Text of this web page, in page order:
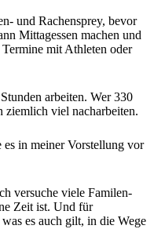
und Rachensprey, bevor
Mittagessen machen und
mit Athleten oder
arbeiten. Wer 330
ziemlich viel nacharbeiten.
in meiner Vorstellung vor
versuche viele Familen-
Zeit ist. Und für
es auch gilt, in die Wege